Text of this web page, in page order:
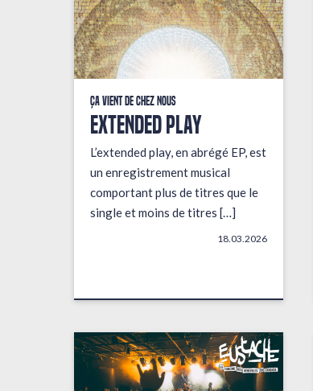
Ça vient de chez nous
EXTENDED PLAY
L’extended play, en abrégé EP, est
un enregistrement musical
comportant plus de titres que le
single et moins de titres […]
18.03.2026